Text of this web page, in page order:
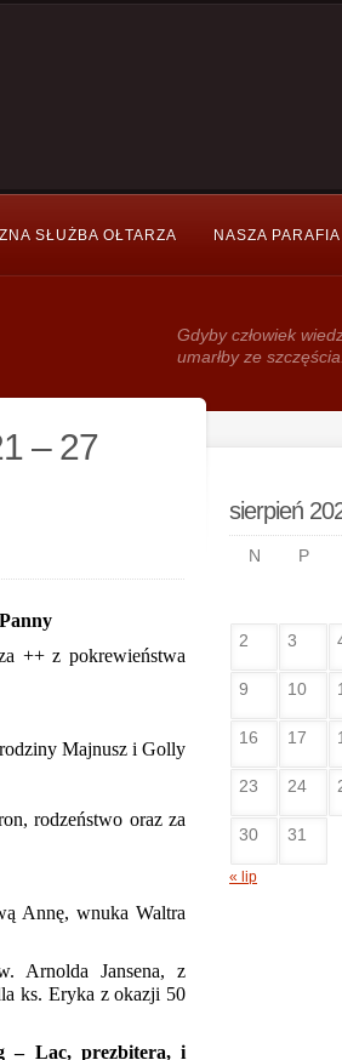
SŁUŻBA OŁTARZA NASZA PARAFIA
Gdy­by człowiek
umarłby ze
– 27
++ z pokrewieństwa
Majnusz i Golly
rodzeństwo oraz za
Annę, wnuka Waltra
Arnolda Jansena, z
ks. Eryka z okazji 50
– Lac, prezbitera, i
sierpień
N P
2 3
9 10
16 17
23 24
30 31
« lip